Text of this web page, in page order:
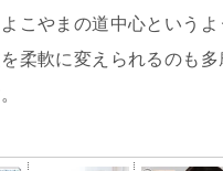
こやまの道中心というよ
柔軟に変えられるのも多